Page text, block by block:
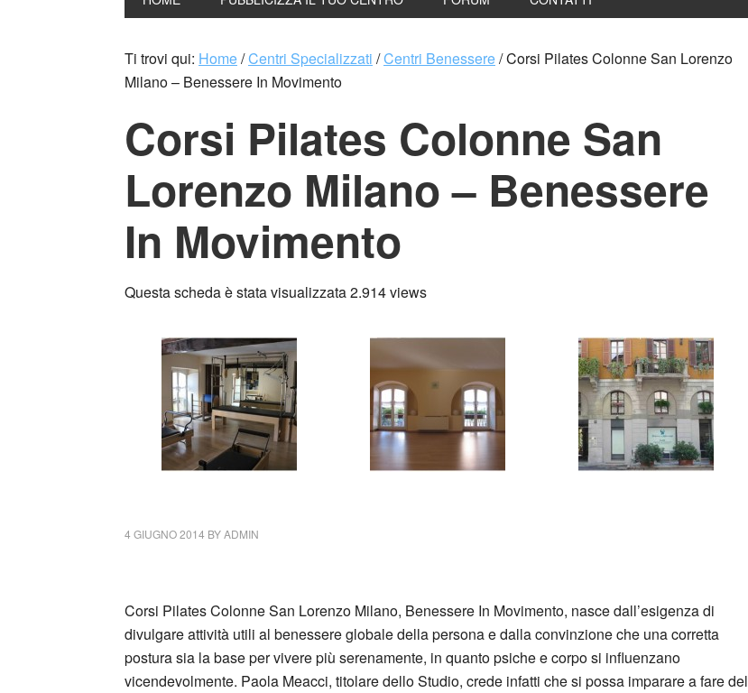
Ti trovi qui: Home/Centri Specializzati /Centri Benessere/Corsi Pilates Colonne San Lorenzo
Milano – Benessere In Movimento
Corsi Pilates Colonne San
Lorenzo Milano – Benessere
In Movimento
Questa scheda è stata visualizzata 2.914 views
4 GIUGNO 2014 BYADMIN
Corsi Pilates Colonne San Lorenzo Milano, Benessere In Movimento, nasce dall’esigenza di
divulgare attività utili al benessere globale della persona e dalla convinzione che una corretta
postura sia la base per vivere più serenamente, in quanto psiche e corpo si influenzano
vicendevolmente. Paola Meacci, titolare dello Studio, crede infatti che si possa imparare a fare del